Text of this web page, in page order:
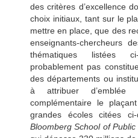
des critères d’excellence
choix initiaux, tant sur le
mettre en place, que des
enseignants-chercheurs
thématiques listées
probablement pas
des départements ou
à attribuer
complémentaire le
grandes écoles citées
Bloomberg School of